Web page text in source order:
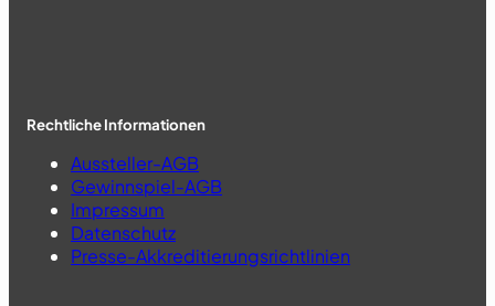
Rechtliche Informationen
Aussteller-AGB
Gewinnspiel-AGB
Impressum
Datenschutz
Presse-Akkreditierungsrichtlinien